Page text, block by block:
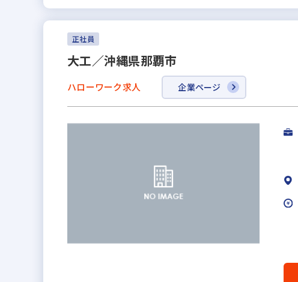
正社員
大工／沖縄県那覇市
ハローワーク求人 企業ページ